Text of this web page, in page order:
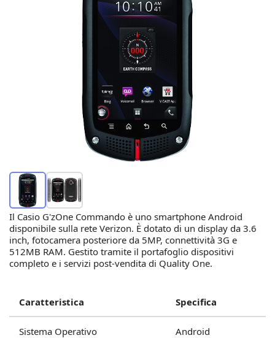
Il Casio G'zOne Commando è uno smartphone Android
disponibile sulla rete Verizon. È dotato di un display da 3.6
inch, fotocamera posteriore da 5MP, connettività 3G e
512MB RAM. Gestito tramite il portafoglio dispositivi
completo e i servizi post-vendita di Quality One.
Caratteristica Specifica
Sistema Operativo Android